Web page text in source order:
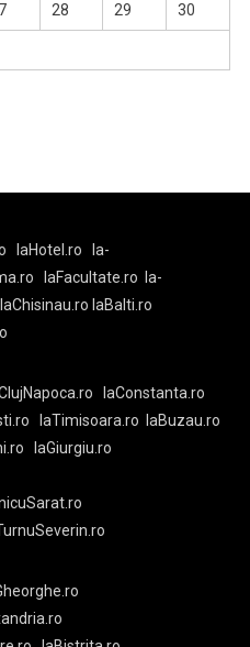
28 29 30
laHotel.ro
la-
laFacultate.ro
la-
laChisinau.ro laBalti.ro
laConstanta.ro
laTimisoara.ro
laBuzau.ro
laGiurgiu.ro